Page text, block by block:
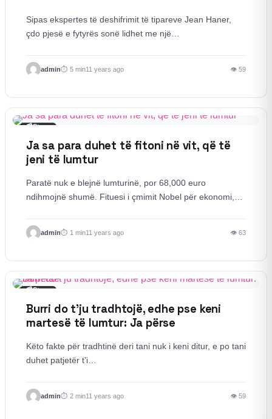
Sipas ekspertes të deshifrimit të tipareve Jean Haner,
çdo pjesë e fytyrës sonë lidhet me një…
admin 5 min11 years ago 👁 59
📰Story
Ja sa para duhet të fitoni në vit, që të
jeni të lumtur
Paratë nuk e blejnë lumturinë, por 68,000 euro
ndihmojnë shumë. Fituesi i çmimit Nobel për ekonomi,…
admin 1 min11 years ago 👁 63
📰Story
Burri do t’ju tradhtojë, edhe pse keni
martesë të lumtur: Ja përse
Këto fakte për tradhtinë deri tani nuk i keni ditur, e po tani
duhet patjetër t’i…
admin 2 min11 years ago 👁 59